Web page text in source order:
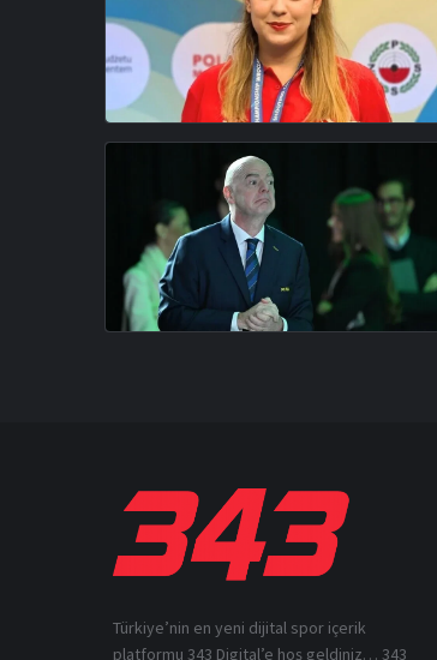
Türkiye’nin en yeni dijital spor içerik
platformu 343 Digital’e hoş geldiniz… 343